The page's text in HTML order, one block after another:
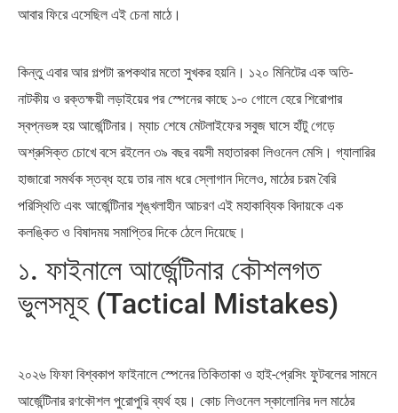
আবার ফিরে এসেছিল এই চেনা মাঠে।
কিন্তু এবার আর গল্পটা রূপকথার মতো সুখকর হয়নি। ১২০ মিনিটের এক অতি-
নাটকীয় ও রক্তক্ষয়ী লড়াইয়ের পর স্পেনের কাছে ১-০ গোলে হেরে শিরোপার
স্বপ্নভঙ্গ হয় আর্জেন্টিনার। ম্যাচ শেষে মেটলাইফের সবুজ ঘাসে হাঁটু গেড়ে
অশ্রুসিক্ত চোখে বসে রইলেন ৩৯ বছর বয়সী মহাতারকা লিওনেল মেসি। গ্যালারির
হাজারো সমর্থক স্তব্ধ হয়ে তার নাম ধরে স্লোগান দিলেও, মাঠের চরম বৈরি
পরিস্থিতি এবং আর্জেন্টিনার শৃঙ্খলাহীন আচরণ এই মহাকাব্যিক বিদায়কে এক
কলঙ্কিত ও বিষাদময় সমাপ্তির দিকে ঠেলে দিয়েছে।
১. ফাইনালে আর্জেন্টিনার কৌশলগত
ভুলসমূহ (Tactical Mistakes)
২০২৬ ফিফা বিশ্বকাপ ফাইনালে স্পেনের তিকিতাকা ও হাই-প্রেসিং ফুটবলের সামনে
আর্জেন্টিনার রণকৌশল পুরোপুরি ব্যর্থ হয়। কোচ লিওনেল স্কালোনির দল মাঠের